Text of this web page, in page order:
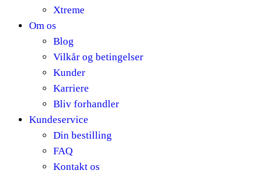
Xtreme
Om os
Blog
Vilkår og betingelser
Kunder
Karriere
Bliv forhandler
Kundeservice
Din bestilling
FAQ
Kontakt os